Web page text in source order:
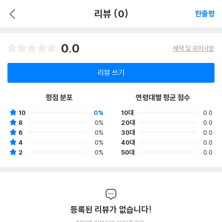
리뷰 (0) 한줄평
0.0 혜택 및 유의사항
리뷰 쓰기
평점 분포
10
0%
8
0%
6
0%
4
0%
2
0%
연령대별 평균 점수
10대
0.0
20대
0.0
30대
0.0
40대
0.0
50대
0.0
등록된 리뷰가 없습니다!